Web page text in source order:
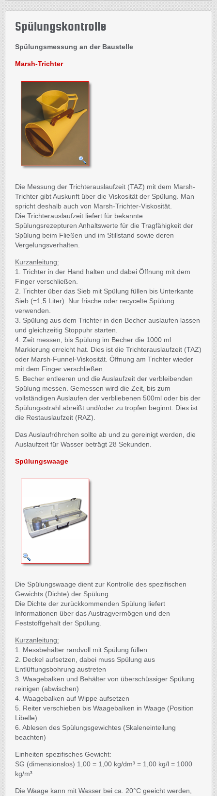
Spülungskontrolle
Spülungsmessung an der Baustelle
Marsh-Trichter
Die Messung der Trichterauslaufzeit (TAZ) mit dem Marsh-
Trichter gibt Auskunft über die Viskosität der Spülung. Man
spricht deshalb auch von Marsh-Trichter-Viskosität.
Die Trichterauslaufzeit liefert für bekannte
Spülungsrezepturen Anhaltswerte für die Tragfähigkeit der
Spülung beim Fließen und im Stillstand sowie deren
Vergelungsverhalten.
Kurzanleitung:
1. Trichter in der Hand halten und dabei Öffnung mit dem
Finger verschließen.
2. Trichter über das Sieb mit Spülung füllen bis Unterkante
Sieb (=1,5 Liter). Nur frische oder recycelte Spülung
verwenden.
3. Spülung aus dem Trichter in den Becher auslaufen lassen
und gleichzeitig Stoppuhr starten.
4. Zeit messen, bis Spülung im Becher die 1000 ml
Markierung erreicht hat. Dies ist die Trichterauslaufzeit (TAZ)
oder Marsh-Funnel-Viskosität. Öffnung am Trichter wieder
mit dem Finger verschließen.
5. Becher entleeren und die Auslaufzeit der verbleibenden
Spülung messen. Gemessen wird die Zeit, bis zum
vollständigen Auslaufen der verbliebenen 500ml oder bis der
Spülungsstrahl abreißt und/oder zu tropfen beginnt. Dies ist
die Restauslaufzeit (RAZ).
Das Auslaufröhrchen sollte ab und zu gereinigt werden, die
Auslaufzeit für Wasser beträgt 28 Sekunden.
Spülungswaage
Die Spülungswaage dient zur Kontrolle des spezifischen
Gewichts (Dichte) der Spülung.
Die Dichte der zurückkommenden Spülung liefert
Informationen über das Austragvermögen und den
Feststoffgehalt der Spülung.
Kurzanleitung:
1. Messbehälter randvoll mit Spülung füllen
2. Deckel aufsetzen, dabei muss Spülung aus
Entlüftungsbohrung austreten
3. Waagebalken und Behälter von überschüssiger Spülung
reinigen (abwischen)
4. Waagebalken auf Wippe aufsetzen
5. Reiter verschieben bis Waagebalken in Waage (Position
Libelle)
6. Ablesen des Spülungsgewichtes (Skaleneinteilung
beachten)
Einheiten spezifisches Gewicht:
SG (dimensionslos) 1,00 = 1,00 kg/dm³ = 1,00 kg/l = 1000
kg/m³
Die Waage kann mit Wasser bei ca. 20°C geeicht werden,